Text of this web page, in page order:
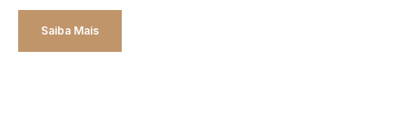
Saiba Mais